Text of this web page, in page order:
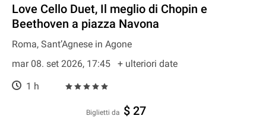
Love Cello Duet, Il meglio di Chopin e
Beethoven a piazza Navona
Roma, Sant’Agnese in Agone
mar 08. set 2026, 17:45
+ ulteriori date
1 h
Biglietti da $ 27